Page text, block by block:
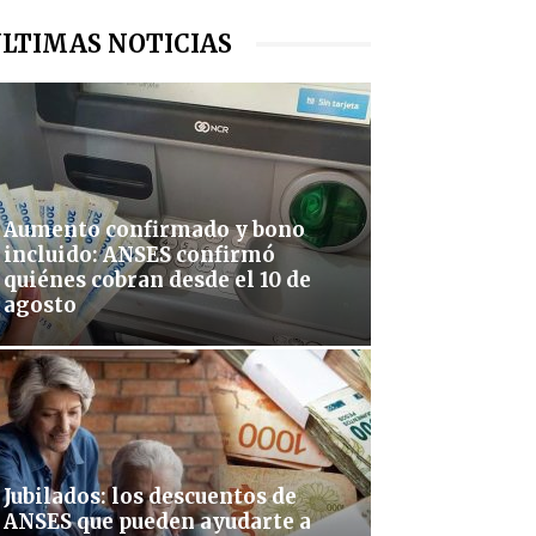
NOTICIAS
Aumento confirmado y bono
incluido: ANSES confirmó
quiénes cobran desde el 10 de
agosto
Jubilados: los descuentos de
ANSES que pueden ayudarte a